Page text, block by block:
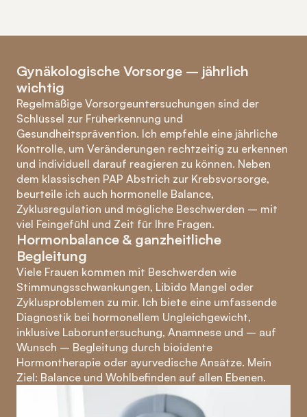
Gynäkologische Vorsorge – jährlich
wichtig
Regelmäßige Vorsorgeuntersuchungen sind der
Schlüssel zur Früherkennung und
Gesundheitsprävention. Ich empfehle eine jährliche
Kontrolle, um Veränderungen rechtzeitig zu erkennen
und individuell darauf reagieren zu können. Neben
dem klassischen PAP Abstrich zur Krebsvorsorge,
beurteile ich auch hormonelle Balance,
Zyklusregulation und mögliche Beschwerden – mit
viel Feingefühl und Zeit für Ihre Fragen.
Hormonbalance & ganzheitliche
Begleitung
Viele Frauen kommen mit Beschwerden wie
Stimmungsschwankungen, Libido Mangel oder
Zyklusproblemen zu mir. Ich biete eine umfassende
Diagnostik bei hormonellem Ungleichgewicht,
inklusive Laboruntersuchung, Anamnese und – auf
Wunsch – Begleitung durch bioidente
Hormontherapie oder ayurvedische Ansätze. Mein
Ziel: Balance und Wohlbefinden auf allen Ebenen.